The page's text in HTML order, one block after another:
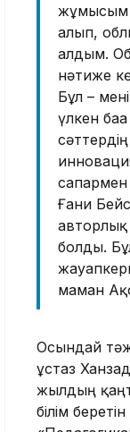
жұмысым
алып,
алдым.
нәтиже
Бұл –
үлкен
сапармен
Ғани
болды.
маман
Осындай
ұстаз
жылдың
білім